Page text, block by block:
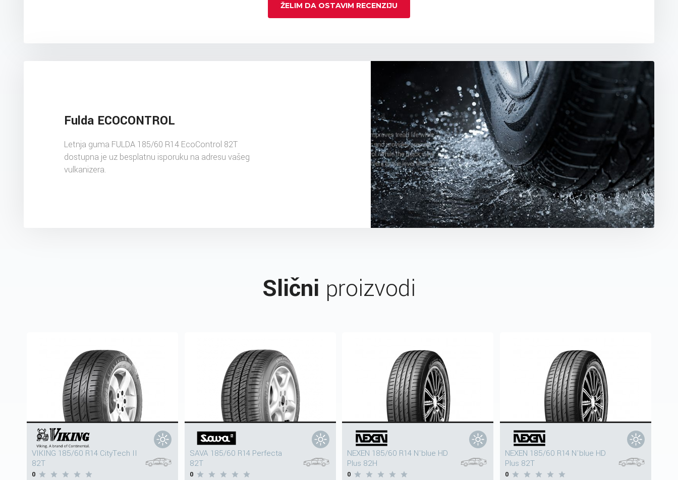
ŽELIM DA OSTAVIM RECENZIJU
Fulda ECOCONTROL
Letnja guma FULDA 185/60 R14 EcoControl 82T
dostupna je uz besplatnu isporuku na adresu vašeg
vulkanizera.
Slični proizvodi
VIKING 185/60 R14 CityTech II
82T
0
SAVA 185/60 R14 Perfecta
82T
0
NEXEN 185/60 R14 N'blue HD
Plus 82H
0
NEXEN 185/60 R14 N'blue HD
Plus 82T
0